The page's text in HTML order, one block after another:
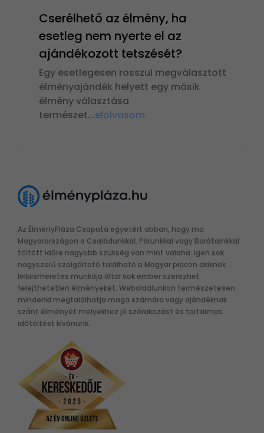
Cserélhető az élmény, ha
esetleg nem nyerte el az
ajándékozott tetszését?
Egy esetlegesen rosszul megválasztott
élményajándék helyett egy másik
élmény választása
természet...elolvasom
Az ÉlményPláza Csapata egyetért abban, hogy ma
Magyarországon a Családunkkal, Párunkkal vagy Barátainkkal
töltött időre nagyobb szükség van mint valaha. Igen sok
nagyszerű szolgáltató található a Magyar piacon akiknek
lelkiismeretes munkája által sok ember szerezhet
felejthetetlen élményeket. Weboldalunkon természetesen
mindenki megtalálhatja maga számára vagy ajándéknak
szánt élményét melyekhez jó szórakozást és tartalmas
időtöltést kívánunk.